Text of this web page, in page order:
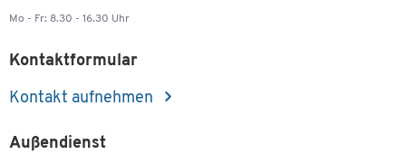
Mo - Fr: 8.30 - 16.30 Uhr
Kontaktformular
Kontakt aufnehmen
Außendienst